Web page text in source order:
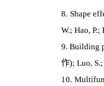
8. Shape
W.; Hao,
9. Building
作); Luo,
10.